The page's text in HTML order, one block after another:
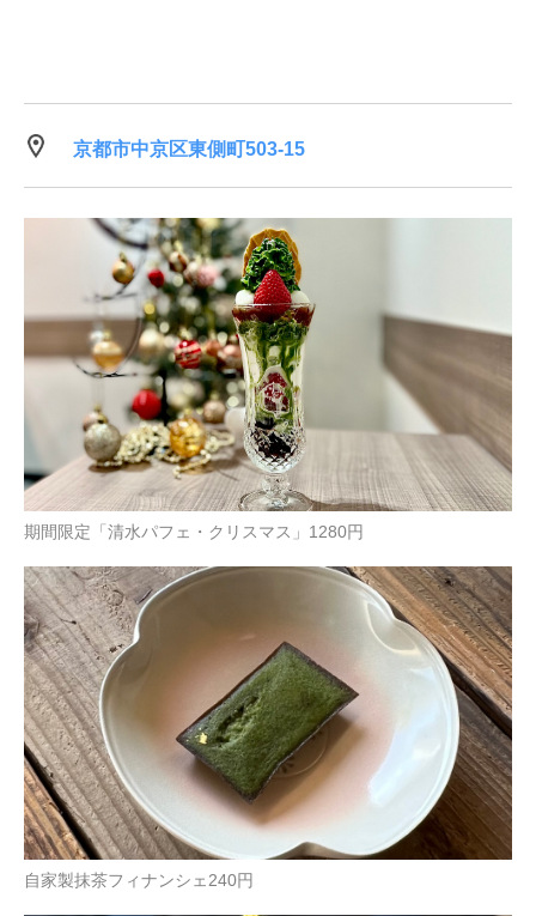
京都市中京区東側町503-15
期間限定「清水パフェ・クリスマス」1280円
自家製抹茶フィナンシェ240円